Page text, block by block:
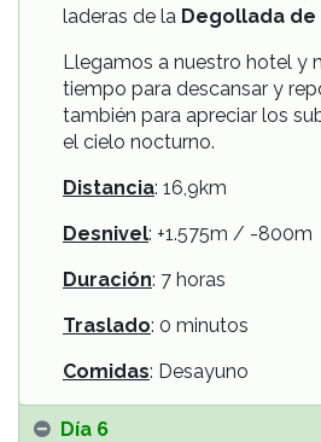
laderas de la Degollada de
Llegamos a nuestro hotel y
tiempo para descansar y
también para apreciar los
el cielo nocturno.
Distancia: 16,9km
Desnivel: +1.575m / -800m
Duración: 7 horas
Traslado: 0 minutos
Comidas: Desayuno
Día 6